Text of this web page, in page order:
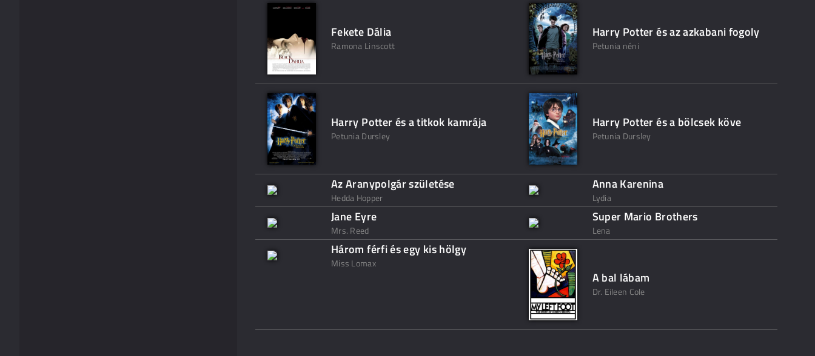
Fekete Dália
Ramona Linscott
Harry Potter és az azkabani fogoly
Petunia néni
Harry Potter és a titkok kamrája
Petunia Dursley
Harry Potter és a bölcsek köve
Petunia Dursley
Az Aranypolgár születése
Hedda Hopper
Anna Karenina
Lydia
Jane Eyre
Mrs. Reed
Super Mario Brothers
Lena
Három férfi és egy kis hölgy
Miss Lomax
A bal lábam
Dr. Eileen Cole